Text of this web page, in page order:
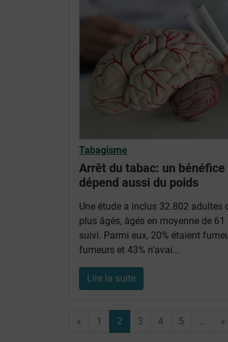
Tabagisme
Arrêt du tabac: un
dépend aussi du poids
Une étude a inclus 32.802 adultes
plus âgés, âgés en moyenne de
suivi. Parmi eux, 20% étaient
fumeurs et 43% n’avai...
Lire la suite
« 1 2 3 4 5 … »